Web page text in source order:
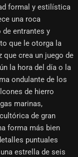
formal y estilística
una roca
entrantes y
que le otorga la
que crea un juego de
la hora del día o la
ondulante de los
de hierro
marinas,
de gran
forma más bien
puntuales
estrella de seis